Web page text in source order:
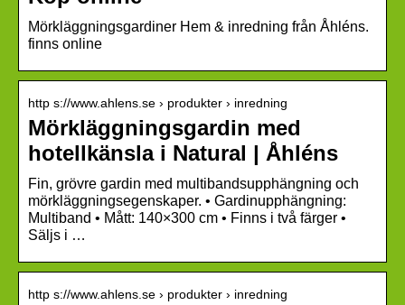
Mörkläggningsgardiner Hem & inredning från Åhléns.
finns online
http s://www.ahlens.se › produkter › inredning
Mörkläggningsgardin med
hotellkänsla i Natural | Åhléns
Fin, grövre gardin med multibandsupphängning och
mörkläggningsegenskaper. • Gardinupphängning:
Multiband • Mått: 140×300 cm • Finns i två färger •
Säljs i …
http s://www.ahlens.se › produkter › inredning